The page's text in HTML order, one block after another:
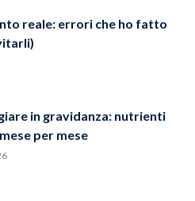
reale: errori che ho fatto
in gravidanza: nutrienti
per mese